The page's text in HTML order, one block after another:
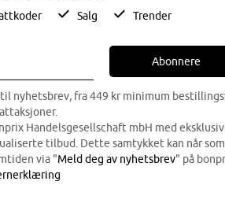
Salg Trender
Abonnere
nyhetsbrev, fra 449 kr minimum
Handelsgesellschaft mbH med
tilbud. Dette samtykket kan når
via "Meld deg av nyhetsbrev" på